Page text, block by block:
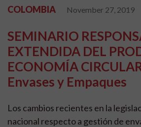
COLOMBIA November 27, 2019
SEMINARIO
EXTENDIDA DEL
ECONOMÍA
Envases y Empaques
Los cambios recientes en la
nacional respecto a gestión de